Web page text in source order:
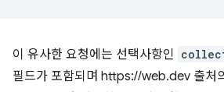
이 유사한 요청에는 선택사항인
필드가 포함되며 https://web.dev 출처